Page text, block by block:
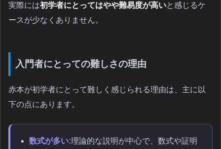
実際には初学者にとってはやや難易度が高いと感じるケ
ースが少なくありません。
入門者にとっての難しさの理由
赤本が初学者にとって難しく感じられる理由は、主に以
下の点にあります。
数式が多い:理論的な説明が中心で、数式や証明